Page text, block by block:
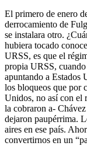
El primero de enero
derrocamiento de
se instalara otro.
hubiera tocado
URSS, es que el
propia URSS, cuando
apuntando a Estados
los bloqueos que por
Unidos, no así con el
la cobraron a-
dejaron paupérrima.
aires en ese país.
convertirnos en un